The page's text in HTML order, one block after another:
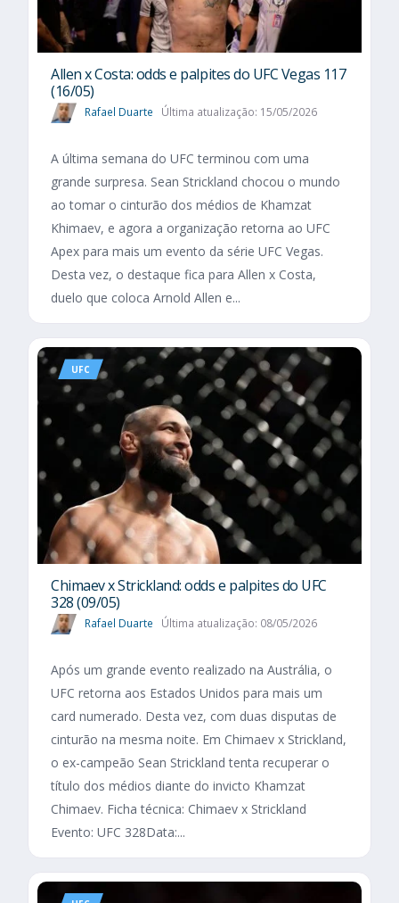
Allen x Costa: odds e palpites do UFC Vegas 117
(16/05)
Rafael Duarte Última atualização: 15/05/2026
A última semana do UFC terminou com uma
grande surpresa. Sean Strickland chocou o mundo
ao tomar o cinturão dos médios de Khamzat
Khimaev, e agora a organização retorna ao UFC
Apex para mais um evento da série UFC Vegas.
Desta vez, o destaque fica para Allen x Costa,
duelo que coloca Arnold Allen e...
UFC
Chimaev x Strickland: odds e palpites do UFC
328 (09/05)
Rafael Duarte Última atualização: 08/05/2026
Após um grande evento realizado na Austrália, o
UFC retorna aos Estados Unidos para mais um
card numerado. Desta vez, com duas disputas de
cinturão na mesma noite. Em Chimaev x Strickland,
o ex-campeão Sean Strickland tenta recuperar o
título dos médios diante do invicto Khamzat
Chimaev. Ficha técnica: Chimaev x Strickland
Evento: UFC 328Data:...